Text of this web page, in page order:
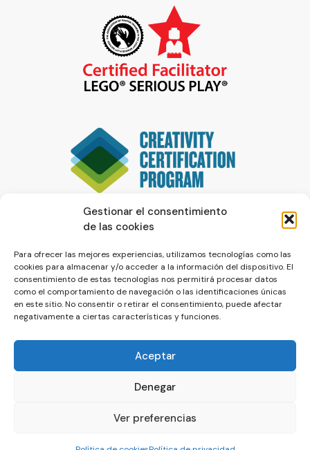
Gestionar el consentimiento
de las cookies
Para ofrecer las mejores experiencias, utilizamos tecnologías como las
cookies para almacenar y/o acceder a la información del dispositivo. El
consentimiento de estas tecnologías nos permitirá procesar datos
como el comportamiento de navegación o las identificaciones únicas
en este sitio. No consentir o retirar el consentimiento, puede afectar
negativamente a ciertas características y funciones.
Aceptar
Denegar
Ver preferencias
© La Servilleta - El Blog de Paco Prieto
Política de cookiesPolítica de privacidad